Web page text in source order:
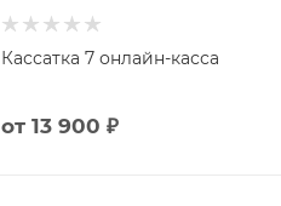
Кассатка 7 онлайн-касса
от 13 900 ₽